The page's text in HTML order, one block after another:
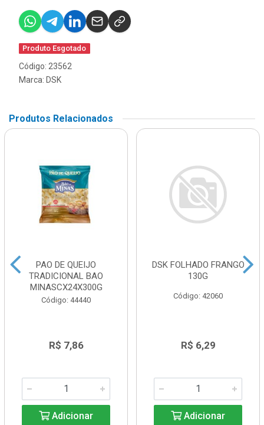
Produto Esgotado
Código: 23562
Marca: DSK
Produtos Relacionados
PAO DE QUEIJO
TRADICIONAL BAO
MINASCX24X300G
Código: 44440
R$ 7,86
Adicionar
DSK FOLHADO FRANGO
130G
Código: 42060
R$ 6,29
Adicionar